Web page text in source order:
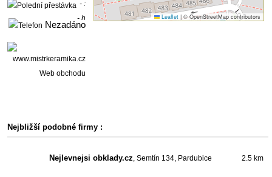
- :
- h
Nezadáno
Web obchodu
Leaflet |© OpenStreetMap contributors
Nejbližší podobné firmy :
Nejlevnejsi obklady.cz, Semtín 134, Pardubice 2.5 km